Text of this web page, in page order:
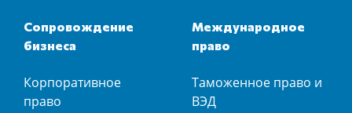
Сопровождение
бизнеса
Корпоративное
право
Международное
право
Таможенное право и
ВЭД